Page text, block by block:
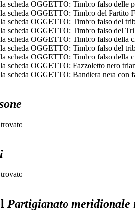
Partigianato meridionale